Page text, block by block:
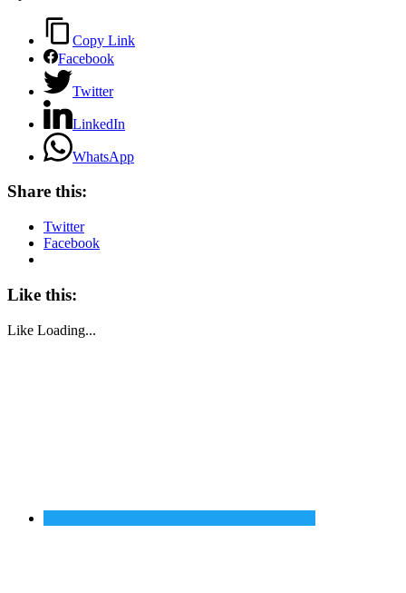
Copy Link
Facebook
Twitter
LinkedIn
WhatsApp
Share this:
Twitter
Facebook
Like this:
Like Loading...